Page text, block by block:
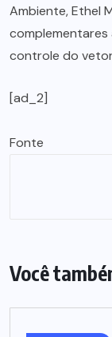
Ambiente, Ethel
controle do
[ad_2]
Fonte
Você